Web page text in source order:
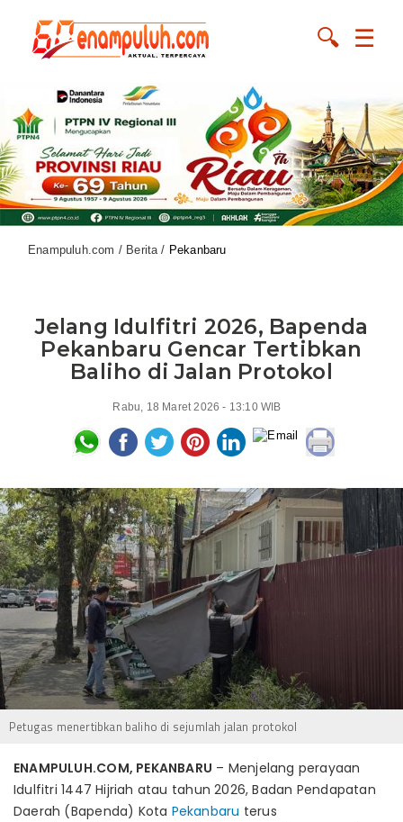
☰
🔍
Enampuluh.com / Berita / Pekanbaru
Jelang Idulfitri 2026, Bapenda
Pekanbaru Gencar Tertibkan
Baliho di Jalan Protokol
Rabu, 18 Maret 2026 - 13:10 WIB
Petugas menertibkan baliho di sejumlah jalan protokol
ENAMPULUH.COM, PEKANBARU – Menjelang perayaan
Idulfitri 1447 Hijriah atau tahun 2026, Badan Pendapatan
Daerah (Bapenda) Kota Pekanbaru terus